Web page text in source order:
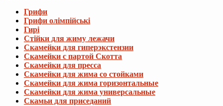
Грифи
Грифи олімпійські
Гирі
Стійки для жиму лежачи
Скамейки для гиперэкстензии
Скамейки с партой Скотта
Скамейки для пресса
Скамейки для жима со стойками
Скамейки для жима горизонтальные
Скамейки для жима универсальные
Скамьи для приседаний